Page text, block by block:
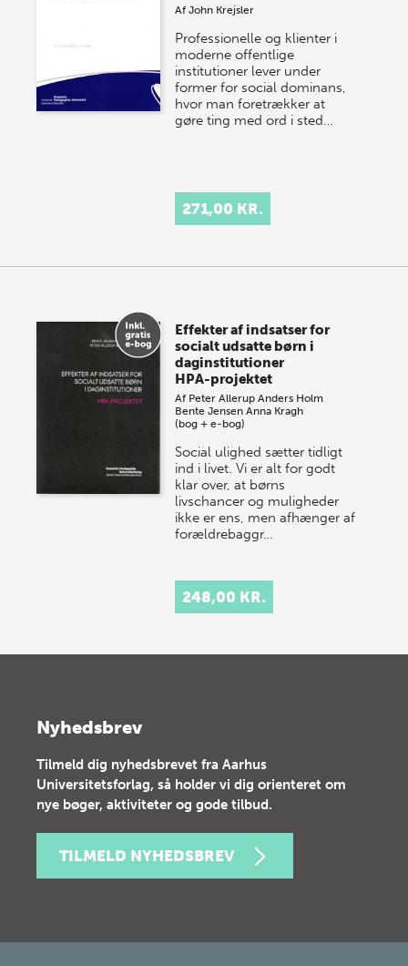
AfJohn Krejsler
Professionelle og klienter i
moderne offentlige
institutioner lever under
former for social dominans,
hvor man foretrækker at
gøre ting med ord i sted…
271,00 KR.
Effekter af indsatser for
socialt udsatte børn i
daginstitutioner
HPA-projektet
Af Peter Allerup Anders Holm
Bente Jensen Anna Kragh
(bog + e-bog)
Social ulighed sætter tidligt
ind i livet. Vi er alt for godt
klar over, at børns
livschancer og muligheder
ikke er ens, men afhænger af
forældrebaggr…
248,00 KR.
Nyhedsbrev
Tilmeld dig nyhedsbrevet fra Aarhus
Universitetsforlag, så holder vi dig orienteret om
nye bøger, aktiviteter og gode tilbud.
TILMELD NYHEDSBREV